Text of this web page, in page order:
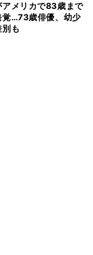
メリカで83歳まで
覚…73歳俳優、幼少
も